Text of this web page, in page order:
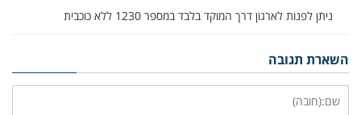
ניתן לפנות לארגון דרך המוקד בלבד במספר 1230 ללא כוכבית
השארת תגובה